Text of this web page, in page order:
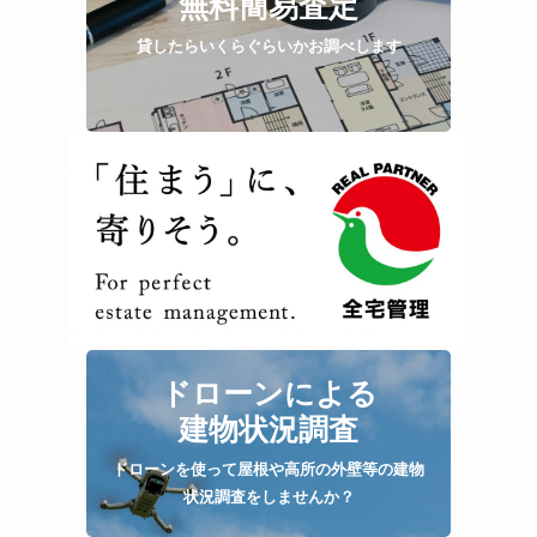
貸したらいくらぐらいかお調べします
ドローンによる
建物状況調査
ドローンを使って屋根や高所の外壁等の建物
状況調査をしませんか？